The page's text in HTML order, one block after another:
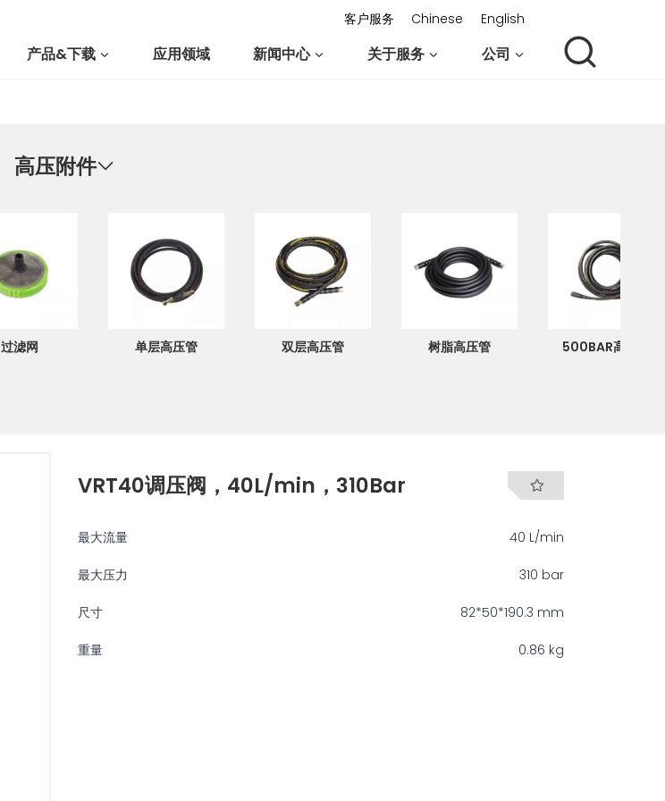
客户服务 Chinese English
产品&下载 应用领域 新闻中心 关于服务 公司
高压附件
过滤网 单层高压管 双层高压管 树脂高压管 500BAR高压管
VRT40调压阀，40L/min，310Bar
最大流量 40 L/min
最大压力 310 bar
尺寸 82*50*190.3 mm
重量 0.86 kg